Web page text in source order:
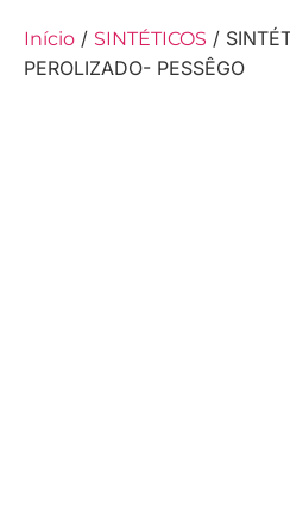
Início / SINTÉTICOS /
PEROLIZADO- PESSÊGO